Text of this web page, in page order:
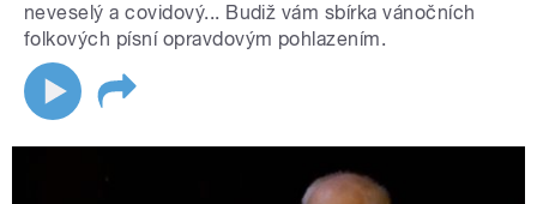
neveselý a covidový... Budiž vám sbírka vánočních
folkových písní opravdovým pohlazením.